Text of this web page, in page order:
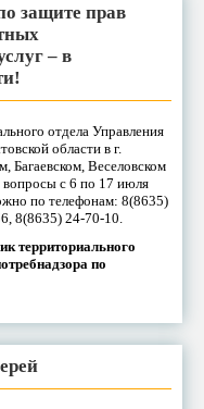
защите прав
– в
отдела Управления
области в г.
Багаевском, Веселовском
с 6 по 17 июля
по телефонам: 8(8635)
8(8635) 24-70-10.
территориального
по